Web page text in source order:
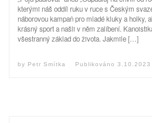
kterými náš oddíl ruku v ruce s Českým
náborovou kampaň pro mladé kluky a holky,
krásný sport a našli v něm zalíbení.
všestranný základ do života. Jakmile […]
by Petr Smítka Publikováno 3.10.2023